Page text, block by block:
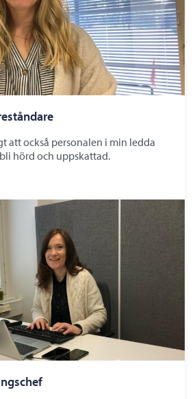
att också personalen i min ledda
hörd och uppskattad.